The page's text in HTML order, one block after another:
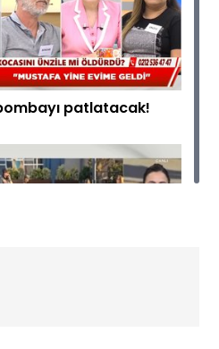
patlatacak!